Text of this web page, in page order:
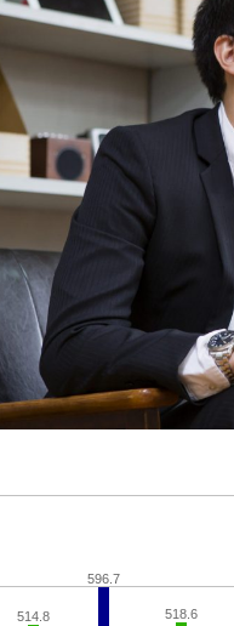
514.8 518.6
596.7